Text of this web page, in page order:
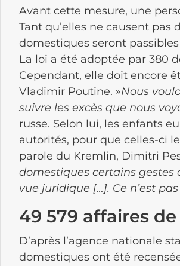
Avant cette mesure, une
Tant qu’elles ne causent pas
domestiques seront
La loi a été adoptée par 380
Cependant, elle doit encore
Vladimir Poutine. »Nous
suivre les excès que nous
russe. Selon lui, les enfants
autorités, pour que celles-ci
parole du Kremlin, Dimitri
domestiques certains gestes
vue juridique […]. Ce n’est
49 579 affaires
D’après l’agence nationale
domestiques ont été